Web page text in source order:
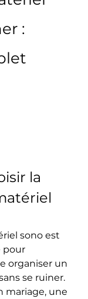
:
la
sono est
pour
organiser un
se ruiner.
mariage, une